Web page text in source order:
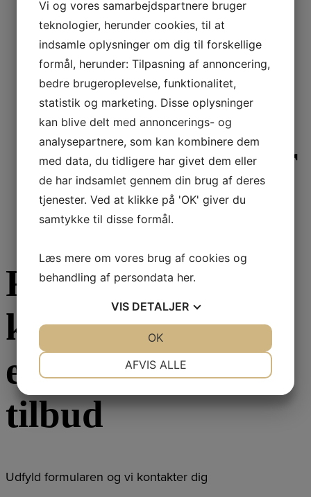
29.375,00DKK Inkl. moms
Læs mere
Fair luftrensere
Aktivt Kul filter
715,00DKK Inkl. moms
Få et Gratis
konsulentbesøg
eller et gratis
tilbud
Udfyld formularen og vi kontakter dig
Vi og vores samarbejdspartnere bruger
teknologier, herunder cookies, til at
indsamle oplysninger om dig til forskellige
formål, herunder: Tilpasning af annoncering,
bedre brugeroplevelse, funktionalitet,
statistik og marketing. Disse oplysninger
kan blive delt med annoncerings- og
analysepartnere, som kan kombinere dem
med data, du tidligere har givet dem eller
de har indsamlet gennem din brug af deres
tjenester. Ved at klikke på 'OK' giver du
samtykke til disse formål.
Læs mere om vores brug af cookies og
behandling af persondata her.
VIS DETALJER
MARKETING
AFVIS ALLE
OK